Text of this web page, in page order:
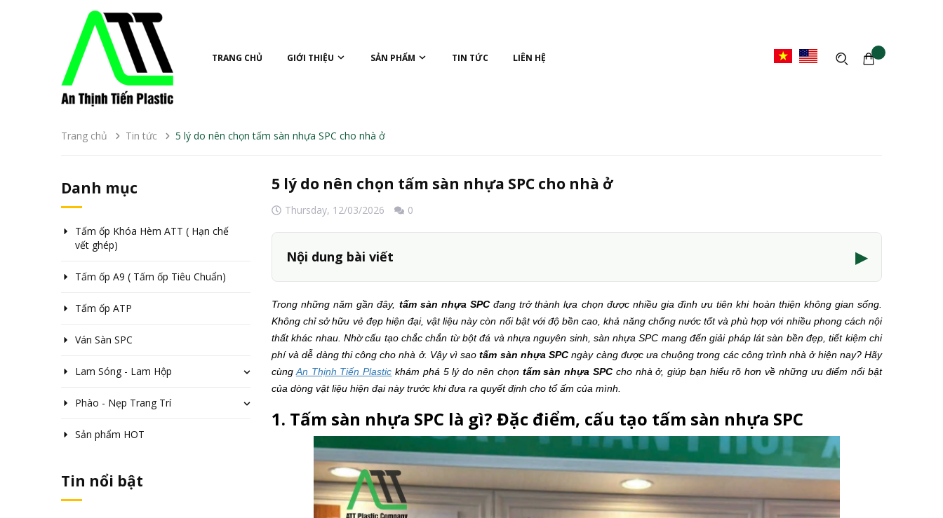
TRANG CHỦ GIỚI THIỆU SẢN PHẨM TIN TỨC LIÊN HỆ
Trang chủ Tin tức 5 lý do nên chọn tấm sàn nhựa SPC cho nhà ở
5 lý do nên chọn tấm sàn nhựa SPC cho nhà ở
Thursday, 12/03/2026 0
Nội dung bài viết ▶
Trong những năm gần đây, tấm sàn nhựa SPCđang trở thành lựa chọn được nhiều gia đình ưu tiên khi hoàn thiện không gian sống.
Không chỉ sở hữu vẻ đẹp hiện đại, vật liệu này còn nổi bật với độ bền cao, khả năng chống nước tốt và phù hợp với nhiều phong cách nội
thất khác nhau. Nhờ cấu tạo chắc chắn từ bột đá và nhựa nguyên sinh, sàn nhựa SPC mang đến giải pháp lát sàn bền đẹp, tiết kiệm chi
phí và dễ dàng thi công cho nhà ở. Vậy vì saotấm sàn nhựa SPCngày càng được ưa chuộng trong các công trình nhà ở hiện nay? Hãy
cùng An Thịnh Tiến Plastic khám phá 5 lý do nên chọn tấm sàn nhựa SPCcho nhà ở, giúp bạn hiểu rõ hơn về những ưu điểm nổi bật
của dòng vật liệu hiện đại này trước khi đưa ra quyết định cho tổ ấm của mình.
1. Tấm sàn nhựa SPC là gì? Đặc điểm, cấu tạo tấm sàn nhựa SPC
Danh mục
Tấm ốp Khóa Hèm ATT ( Hạn chế
vết ghép)
Tấm ốp A9 ( Tấm ốp Tiêu Chuẩn)
Tấm ốp ATP
Ván Sàn SPC
Lam Sóng - Lam Hộp
Phào - Nẹp Trang Trí
Sản phẩm HOT
Tin nổi bật